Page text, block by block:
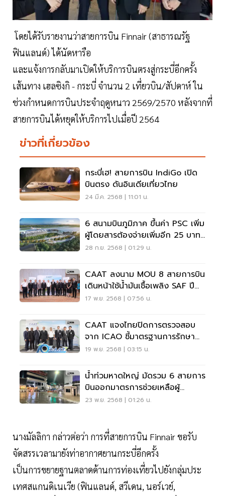
โดยได้รับรายงานว่าสายการบิน Finnair (สาธารณรัฐ
ฟินแลนด์) ได้นัดหารือ
และแจ้งการกลับมาเปิดให้บริการบินตรงสู่กระบี่อีกครั้ง
เส้นทาง เฮลซิงกิ - กระบี่ จำนวน 2 เที่ยวบิน/สัปดาห์ ใน
ช่วงกำหนดการบินประจำฤดูหนาว 2569/2570 หลังจากที่
สายการบินได้หยุดให้บริการไปเมื่อปี 2564
ข่าวที่เกี่ยวข้อง
กระบี่เฮ! สายการบิน IndiGo เปิด
บินตรง ดันอินเดียเที่ยวไทย
24 มี.ค. 2568 | 11:01 น.
6 สนามบินภูมิภาค ขึ้นค่า PSC เพิ่ม
ผู้โดยสารต้องจ่ายเพิ่มอีก 25 บาท
เริ่ม 1 ต.ค.นี้
28 ก.ย. 2568 | 01:29 น.
CAAT ลงนาม MOU 8 สายการบิน
เดินหน้าใช้น้ำมันเชื้อเพลิง SAF ปี
2569
17 พ.ย. 2568 | 07:56 น.
CAAT แจงไทยปิดการตรวจสอบ
จาก ICAO ชี้มาตรฐานการรักษา
ความปลอดภัยพัฒนาการดีขึ้น
19 พ.ย. 2568 | 03:15 น.
น้ำท่วมหาดใหญ่ มัดรวม 6 สายการ
บินออกมาตรการช่วยเหลือผู้
โดยสารที่ได้รับผลกระทบ
23 พ.ย. 2568 | 01:26 น.
นางมัลลิกา กล่าวต่อว่า การที่สายการบิน Finnair ขอรับ
จัดสรรเวลามายังท่าอากาศยานกระบี่อีกครั้ง
เป็นการขยายฐานตลาดด้านการท่องเที่ยวไปยังกลุ่มประ
เทศสแกนดิเนเวีย (ฟินแลนด์, สวีเดน, นอร์เวย์,